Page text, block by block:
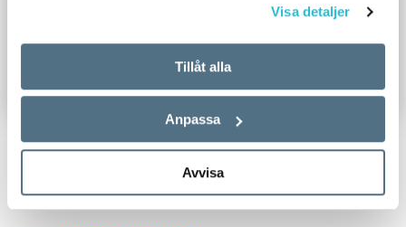
Visa detaljer
Tillåt alla
Anpassa
Avvisa